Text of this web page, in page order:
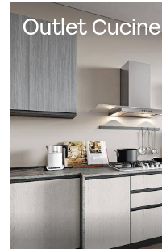
Outlet Cucine